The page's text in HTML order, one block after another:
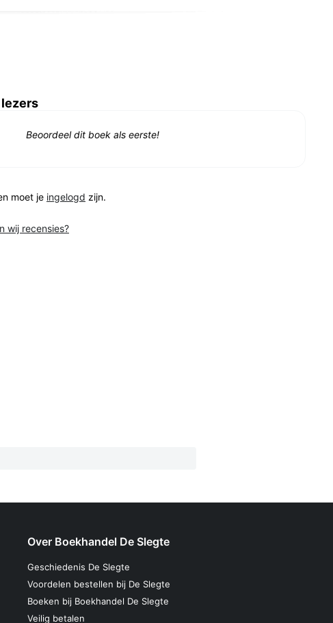
Beoordeel dit boek als eerste!
moet je ingelogd zijn.
wij recensies?
Over Boekhandel De Slegte
Geschiedenis De Slegte
Voordelen bestellen bij De Slegte
Boeken bij Boekhandel De Slegte
Veilig betalen